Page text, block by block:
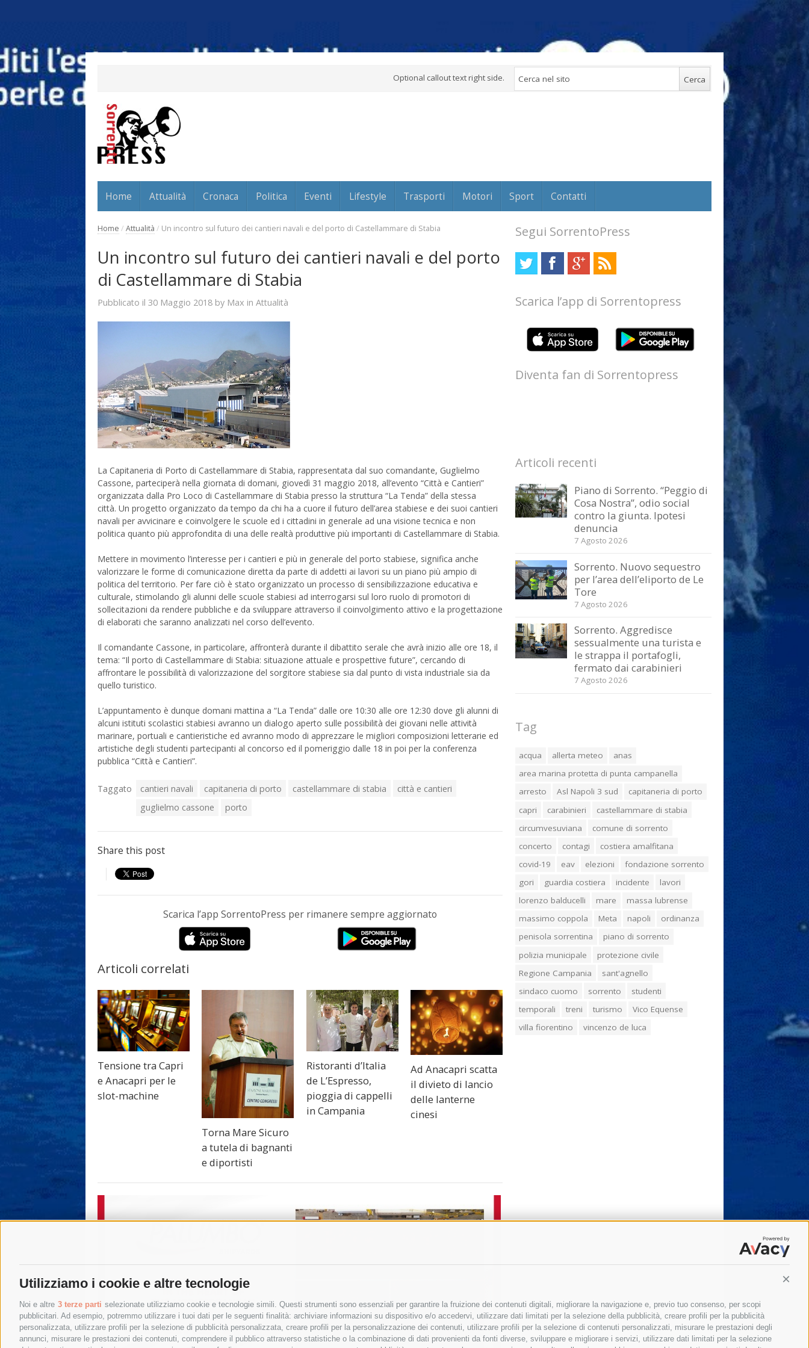
Utilizziamo i cookie e altre tecnologie
Noi e altre 3 terze parti selezionate utilizziamo cookie e tecnologie simili. Questi strumenti sono essenziali per garantire la fruizione dei contenuti digitali, migliorare la navigazione e, previo tuo consenso, per scopi
pubblicitari. Ad esempio, potremmo utilizzare i tuoi dati per le seguenti finalità: archiviare informazioni su dispositivo e/o accedervi, utilizzare dati limitati per la selezione della pubblicità, creare profili per la pubblicità
personalizzata, utilizzare profili per la selezione di pubblicità personalizzata, creare profili per la personalizzazione dei contenuti, utilizzare profili per la selezione di contenuti personalizzati, misurare le prestazioni degli
annunci, misurare le prestazioni dei contenuti, comprendere il pubblico attraverso statistiche o la combinazione di dati provenienti da fonti diverse, sviluppare e migliorare i servizi, utilizzare dati limitati per la selezione
Optional callout text right side.
Home Attualità Cronaca Politica Eventi Lifestyle Trasporti Motori Sport Contatti
Home / Attualità / Un incontro sul futuro dei cantieri navali e del porto di Castellammare di Stabia
Un incontro sul futuro dei cantieri navali e del porto
di Castellammare di Stabia
Pubblicato il 30 Maggio 2018 by Max in Attualità
La Capitaneria di Porto di Castellammare di Stabia, rappresentata dal suo comandante, Guglielmo
Cassone, parteciperà nella giornata di domani, giovedì 31 maggio 2018, all’evento “Città e Cantieri”
organizzata dalla Pro Loco di Castellammare di Stabia presso la struttura “La Tenda” della stessa
città. Un progetto organizzato da tempo da chi ha a cuore il futuro dell’area stabiese e dei suoi cantieri
navali per avvicinare e coinvolgere le scuole ed i cittadini in generale ad una visione tecnica e non
politica quanto più approfondita di una delle realtà produttive più importanti di Castellammare di Stabia.
Mettere in movimento l’interesse per i cantieri e più in generale del porto stabiese, significa anche
valorizzare le forme di comunicazione diretta da parte di addetti ai lavori su un piano più ampio di
politica del territorio. Per fare ciò è stato organizzato un processo di sensibilizzazione educativa e
culturale, stimolando gli alunni delle scuole stabiesi ad interrogarsi sul loro ruolo di promotori di
sollecitazioni da rendere pubbliche e da sviluppare attraverso il coinvolgimento attivo e la progettazione
di elaborati che saranno analizzati nel corso dell’evento.
Il comandante Cassone, in particolare, affronterà durante il dibattito serale che avrà inizio alle ore 18, il
tema: “Il porto di Castellammare di Stabia: situazione attuale e prospettive future”, cercando di
affrontare le possibilità di valorizzazione del sorgitore stabiese sia dal punto di vista industriale sia da
quello turistico.
L’appuntamento è dunque domani mattina a “La Tenda” dalle ore 10:30 alle ore 12:30 dove gli alunni di
alcuni istituti scolastici stabiesi avranno un dialogo aperto sulle possibilità dei giovani nelle attività
marinare, portuali e cantieristiche ed avranno modo di apprezzare le migliori composizioni letterarie ed
artistiche degli studenti partecipanti al concorso ed il pomeriggio dalle 18 in poi per la conferenza
pubblica “Città e Cantieri”.
Taggato cantieri navali capitaneria di porto castellammare di stabia
città e cantieri
guglielmo cassone
porto
Share this post
Scarica l’app SorrentoPress per rimanere sempre aggiornato
Articoli correlati
Tensione tra Capri
e Anacapri per le
slot-machine
Torna Mare Sicuro
a tutela di bagnanti
e diportisti
Ristoranti d’Italia
de L’Espresso,
pioggia di cappelli
in Campania
Ad Anacapri scatta
il divieto di lancio
delle lanterne
cinesi
Segui SorrentoPress
Scarica l’app di Sorrentopress
Diventa fan di Sorrentopress
Articoli recenti
Piano di Sorrento. “Peggio di
Cosa Nostra”, odio social
contro la giunta. Ipotesi
denuncia
7 Agosto 2026
Sorrento. Nuovo sequestro
per l’area dell’eliporto de Le
Tore
7 Agosto 2026
Sorrento. Aggredisce
sessualmente una turista e
le strappa il portafogli,
fermato dai carabinieri
7 Agosto 2026
Tag
acqua allerta meteo
anas
area marina protetta di punta campanella
arresto
Asl Napoli 3 sud
capitaneria di porto
capri
carabinieri
castellammare di stabia
circumvesuviana
comune di sorrento
concerto
contagi
costiera amalfitana
covid-19
eav elezioni
fondazione sorrento
gori
guardia costiera incidente
lavori
lorenzo balducelli
mare
massa lubrense
massimo coppola
Meta napoli
ordinanza
penisola sorrentina
piano di sorrento
polizia municipale
protezione civile
Regione Campania
sant'agnello
sindaco cuomo
sorrento
studenti
temporali
treni turismo
Vico Equense
villa fiorentino
vincenzo de luca